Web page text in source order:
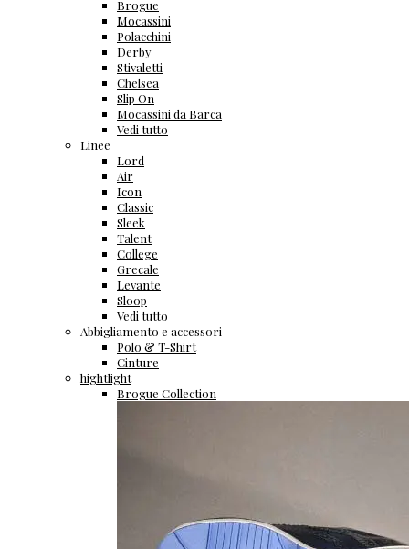
Brogue
Mocassini
Polacchini
Derby
Stivaletti
Chelsea
Slip On
Mocassini da Barca
Vedi tutto
Linee
Lord
Air
Icon
Classic
Sleek
Talent
College
Grecale
Levante
Sloop
Vedi tutto
Abbigliamento e accessori
Polo & T-Shirt
Cinture
hightlight
Brogue Collection